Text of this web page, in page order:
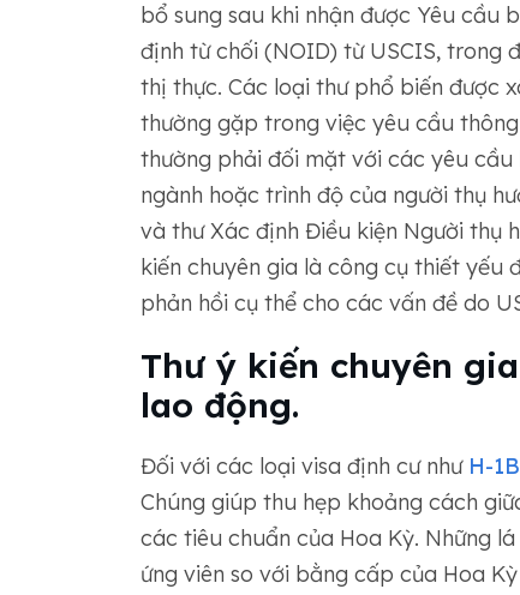
bổ sung sau khi nhận được Yêu cầu
định từ chối (NOID) từ USCIS, trong
thị thực. Các loại thư phổ biến được
thường gặp trong việc yêu cầu thông
thường phải đối mặt với các yêu cầu
ngành hoặc trình độ của người thụ
và thư Xác định Điều kiện Người thụ
kiến ​​chuyên gia là công cụ thiết yếu
phản hồi cụ thể cho các vấn đề do
Thư ý kiến ​​chuyên
lao động.
Đối với các loại visa định cư như H-1B
Chúng giúp thu hẹp khoảng cách
các tiêu chuẩn của Hoa Kỳ. Những
ứng viên so với bằng cấp của Hoa